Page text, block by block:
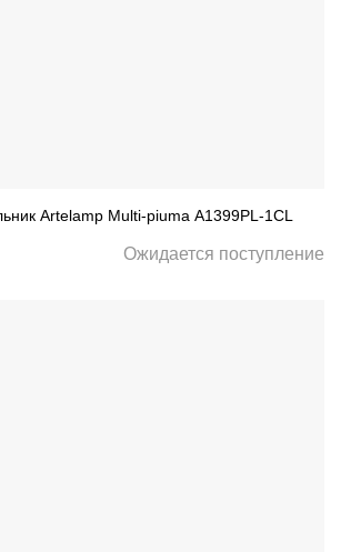
Потолочный светильник Artelamp Multi-piuma A1399PL-1CL
Ожидается поступление